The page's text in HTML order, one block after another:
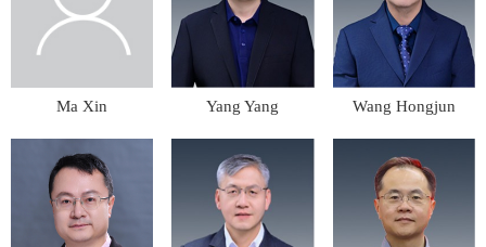
Ma Xin Yang Yang Wang Hongjun